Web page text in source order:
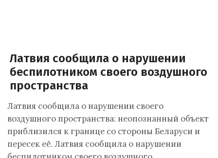
Латвия сообщила о нарушении
беспилотником своего воздушного
пространства
Латвия сообщила о нарушении своего
воздушного пространства: неопознанный объект
приблизился к границе со стороны Беларуси и
пересек её. Латвия сообщила о нарушении